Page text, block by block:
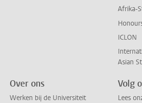
Afrika-
ICLON
Asian
Over ons
Werken bij de Universiteit
Volg
Lees